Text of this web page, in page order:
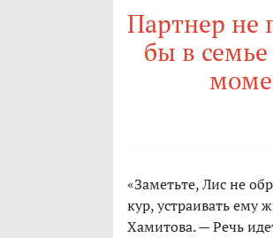
Партнер не
бы в семье
«Заметьте, Лис не
кур, устраивать ему
Хамитова. — Речь